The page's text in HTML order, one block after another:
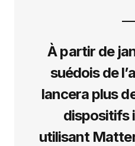
À partir de
suédois de
lancera plus
dispositifs
utilisant